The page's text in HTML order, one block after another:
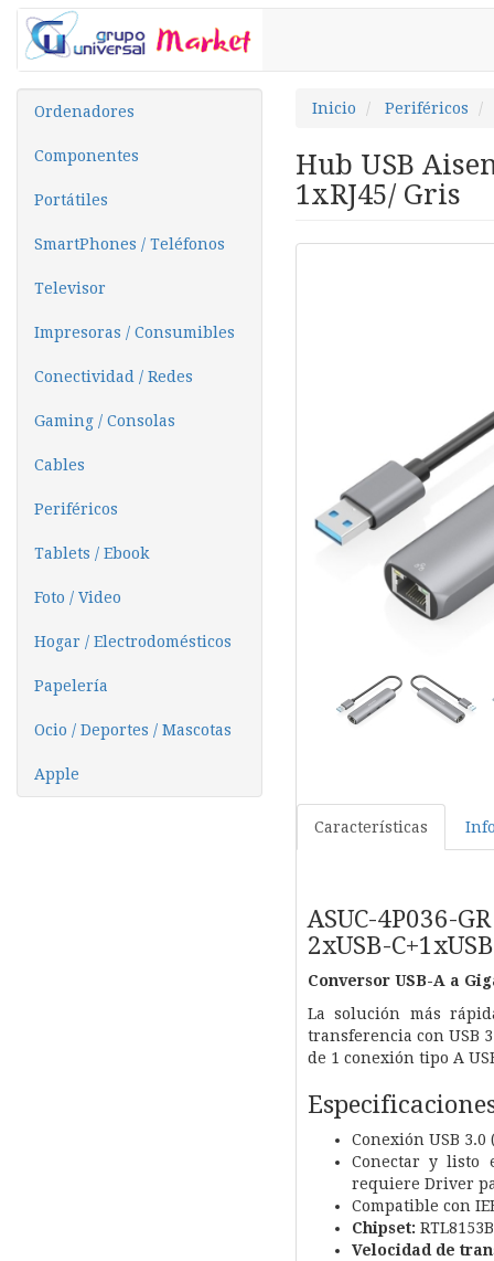
Ordenadores
Componentes
Portátiles
SmartPhones / Teléfonos
Televisor
Impresoras / Consumibles
Conectividad / Redes
Gaming / Consolas
Cables
Periféricos
Tablets / Ebook
Foto / Video
Hogar / Electrodomésticos
Papelería
Ocio / Deportes / Mascotas
Apple
Inicio Periféricos
Hub USB
1xRJ45/ Gris
Características
ASUC-4P036-
2xUSB-
Conversor USB-A a
La solución más
transferencia con USB
de 1 conexión tipo A
Conexión USB 3.0
Conectar y listo
requiere Driver
Compatible con
Chipset: RTL8153B
Velocidad de